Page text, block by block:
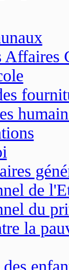
Affaires
de
du
la